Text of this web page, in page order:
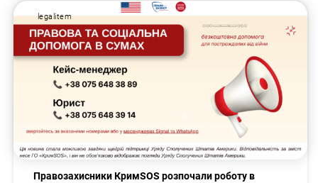
legalitem
Правозахисники КримSOS розпочали роботу в